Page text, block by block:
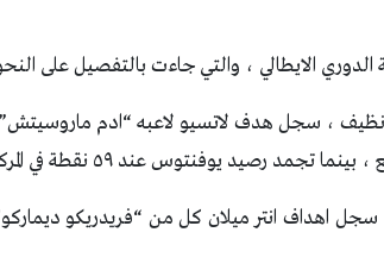
نظيف ، سجل هدف لاتسيو لاعبه “ادم ماروسيتش” في
سجل اهداف انتر ميلان كل من “فريدريكو